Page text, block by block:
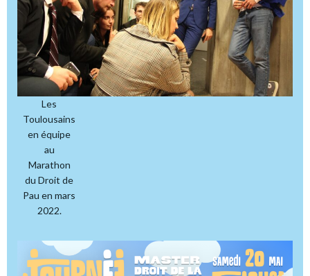
Les
Toulousains
en équipe
au
Marathon
du Droit de
Pau en mars
2022.